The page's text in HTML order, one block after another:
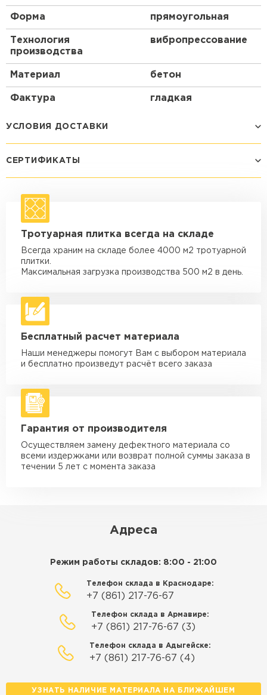
Форма прямоугольная
Технология
производства
вибропрессование
Материал бетон
Фактура гладкая
УСЛОВИЯ ДОСТАВКИ
макс. длина груза 4 м
Машина - 1,5 тн до 20 м3
макс. длина груза 4 м
Машина - 3,5 тн до 30 м3
макс. длина груза 6 м
макс. длина груза 6 м
Машина - 10 тн до 50 м3
макс. длина груза 8 м
Машина - 20 тн до 80 м3
от 5 500 ₽
Манипулятор до 5 тн
макс. длина груза 5 м
Манипулятор до 10 тн
макс. длина груза 10 м
Манипулятор до 15 тн
СЕРТИФИКАТЫ
Тротуарная плитка всегда на складе
Всегда храним на складе более 4000 м2 тротуарной
плитки.
Максимальная загрузка производства 500 м2 в день.
Бесплатный расчет материала
Наши менеджеры помогут Вам с выбором материала
и бесплатно произведут расчёт всего заказа
Гарантия от производителя
Осуществляем замену дефектного материала со
всеми издержками или возврат полной суммы заказа в
течении 5 лет с момента заказа
Адреса
Режим работы складов: 8:00 - 21:00
Телефон склада в Краснодаре:
+7 (861) 217-76-67
Телефон склада в Армавире:
+7 (861) 217-76-67 (3)
Телефон склада в Адыгейске:
+7 (861) 217-76-67 (4)
УЗНАТЬ НАЛИЧИЕ МАТЕРИАЛА НА БЛИЖАЙШЕМ